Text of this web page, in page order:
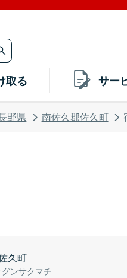
取る サー
野県 南佐久郡佐久町
久町
ンサクマチ